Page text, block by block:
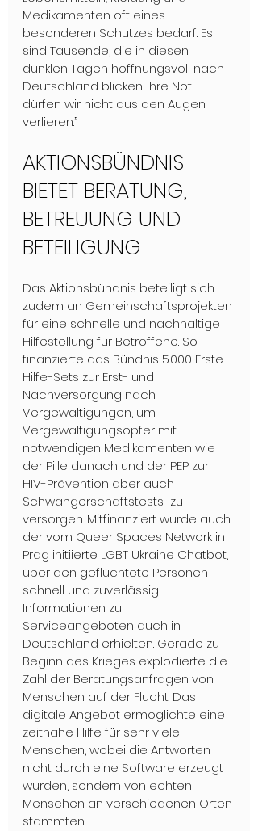
Medikamenten oft eines
besonderen Schutzes bedarf. Es
sind Tausende, die in diesen
dunklen Tagen hoffnungsvoll nach
Deutschland blicken. Ihre Not
dürfen wir nicht aus den Augen
verlieren.”
AKTIONSBÜNDNIS
BIETET BERATUNG,
BETREUUNG UND
BETEILIGUNG
Das Aktionsbündnis beteiligt sich
zudem an Gemeinschaftsprojekten
für eine schnelle und nachhaltige
Hilfestellung für Betroffene. So
finanzierte das Bündnis 5.000 Erste-
Hilfe-Sets zur Erst- und
Nachversorgung nach
Vergewaltigungen, um
Vergewaltigungsopfer mit
notwendigen Medikamenten wie
der Pille danach und der PEP zur
HIV-Prävention aber auch
Schwangerschaftstests  zu
versorgen. Mitfinanziert wurde auch
der vom Queer Spaces Network in
Prag initiierte LGBT Ukraine Chatbot,
über den geflüchtete Personen
schnell und zuverlässig
Informationen zu
Serviceangeboten auch in
Deutschland erhielten. Gerade zu
Beginn des Krieges explodierte die
Zahl der Beratungsanfragen von
Menschen auf der Flucht. Das
digitale Angebot ermöglichte eine
zeitnahe Hilfe für sehr viele
Menschen, wobei die Antworten
nicht durch eine Software erzeugt
wurden, sondern von echten
Menschen an verschiedenen Orten
stammten.